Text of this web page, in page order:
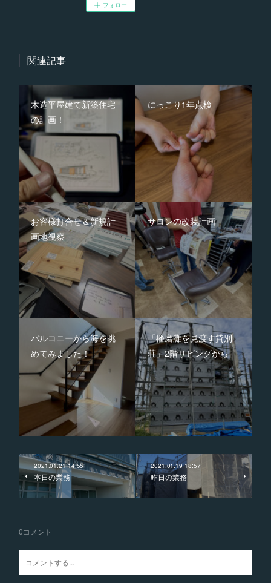
フォロー
関連記事
木造平屋建て新築住宅
の計画！
にっこり1年点検
お客様打合せ＆新規計
画地視察
サロンの改装計画
バルコニーから海を眺
めてみました！
「播磨灘を見渡す貸別
荘」2階リビングから
2021.01.21 14:55
本日の業務
2021.01.19 18:57
昨日の業務
0コメント